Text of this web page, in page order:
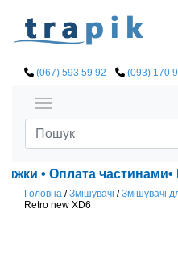
(067) 593 59 92 (093) 170
• Оплата частинами•
Головна /Змішувачі /Змішувачі
Retro new XD6